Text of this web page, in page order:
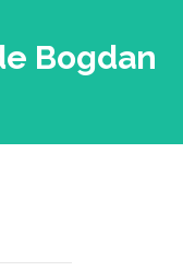
Bogdan